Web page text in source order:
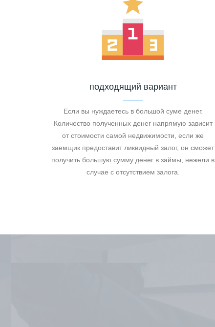
подходящий вариант
Если вы нуждаетесь в большой суме денег.
Количество полученных денег напрямую зависит
от стоимости самой недвижимости, если же
заемщик предоставит ликвидный залог, он сможет
получить большую сумму денег в займы, нежели в
случае с отсутствием залога.